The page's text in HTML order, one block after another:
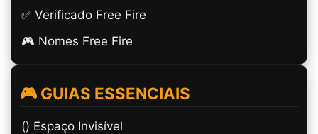
✅ Verificado Free Fire
🎮 Nomes Free Fire
🎮 GUIAS ESSENCIAIS
(ㅤ) Espaço Invisível